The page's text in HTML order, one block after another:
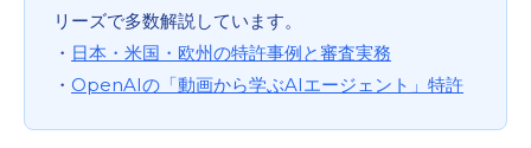
リーズで多数解説しています。
・ 日本・米国・欧州の特許事例と審査実務
・ OpenAIの「動画から学ぶAIエージェント」特許